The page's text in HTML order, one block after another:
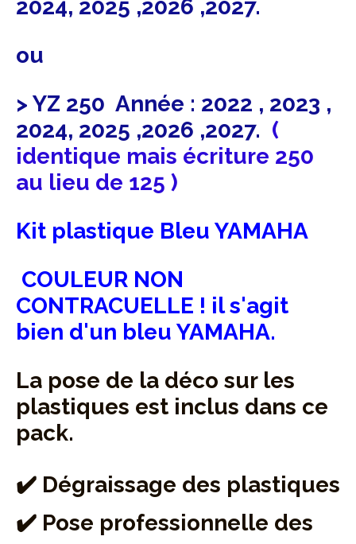
2024, 2025 ,2026 ,2027.
ou
> YZ 250 Année : 2022 , 2023 ,
2024, 2025 ,2026 ,2027. (
identique mais écriture 250
au lieu de 125 )
Kit plastique Bleu YAMAHA
COULEUR NON
CONTRACUELLE ! il s'agit
bien d'un bleu YAMAHA.
La pose de la déco sur les
plastiques est inclus dans ce
pack.
✔️ Dégraissage des plastiques
✔️ Pose professionnelle des